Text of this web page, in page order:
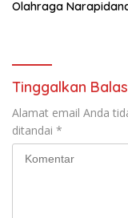
Olahraga
Tinggalkan
Alamat email Anda
ditandai *